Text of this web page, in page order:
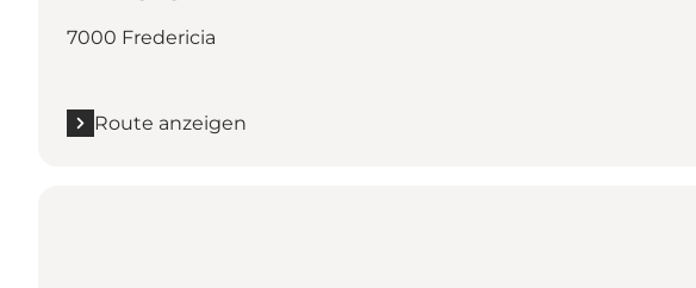
7000 Fredericia
Route anzeigen